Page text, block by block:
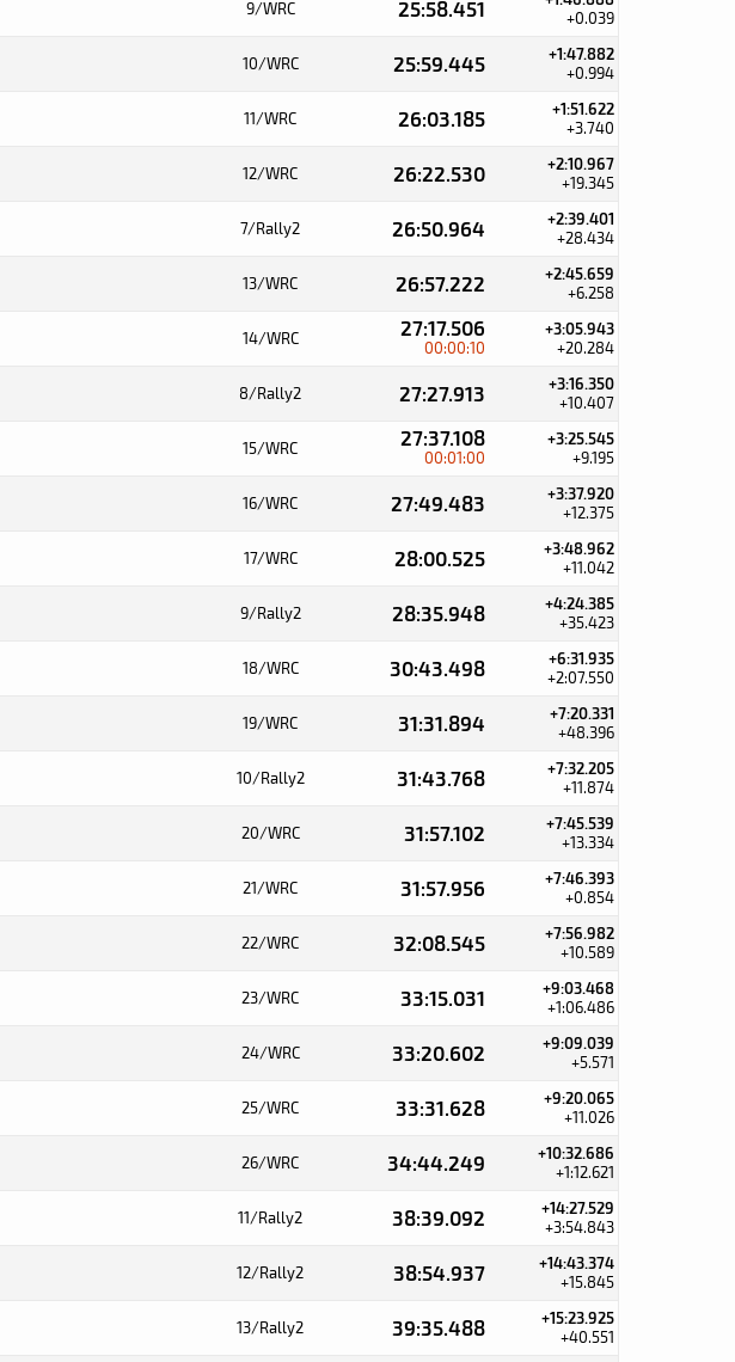
9/WRC 25:58.451 +0.039
10/WRC 25:59.445 +1:47.882
+0.994
11/WRC 26:03.185 +1:51.622
+3.740
12/WRC 26:22.530 +2:10.967
+19.345
7/Rally2 26:50.964 +2:39.401
+28.434
13/WRC 26:57.222 +2:45.659
+6.258
14/WRC 27:17.506
00:00:10
+3:05.943
+20.284
8/Rally2 27:27.913 +3:16.350
+10.407
15/WRC 27:37.108
00:01:00
+3:25.545
+9.195
16/WRC 27:49.483 +3:37.920
+12.375
17/WRC 28:00.525 +3:48.962
+11.042
9/Rally2 28:35.948 +4:24.385
+35.423
18/WRC 30:43.498 +6:31.935
+2:07.550
19/WRC 31:31.894 +7:20.331
+48.396
10/Rally2 31:43.768 +7:32.205
+11.874
20/WRC 31:57.102 +7:45.539
+13.334
21/WRC 31:57.956 +7:46.393
+0.854
22/WRC 32:08.545 +7:56.982
+10.589
23/WRC 33:15.031 +9:03.468
+1:06.486
24/WRC 33:20.602 +9:09.039
+5.571
25/WRC 33:31.628 +9:20.065
+11.026
26/WRC 34:44.249 +10:32.686
+1:12.621
11/Rally2 38:39.092 +14:27.529
+3:54.843
12/Rally2 38:54.937 +14:43.374
+15.845
13/Rally2 39:35.488 +15:23.925
+40.551